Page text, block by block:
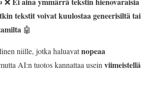
tekstit voivat kuulostaa geneerisiltä tai
🤖
niille, jotka haluavatnopeaa
AI:n tuotos kannattaa useinviimeistellä